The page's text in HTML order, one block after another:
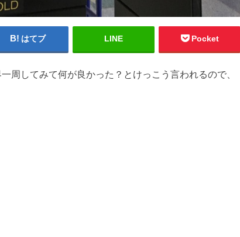
はてブ LINE Pocket
周してみて何が良かった？とけっこう言われるので、